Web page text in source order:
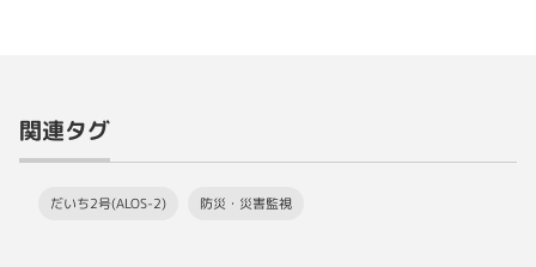
関連タグ
だいち2号(ALOS-2) 防災・災害監視